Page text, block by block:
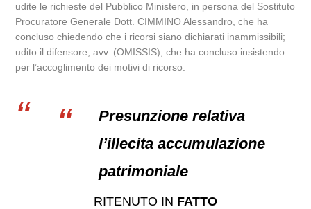
udite le richieste del Pubblico Ministero, in persona del Sostituto
Procuratore Generale Dott. CIMMINO Alessandro, che ha
concluso chiedendo che i ricorsi siano dichiarati inammissibili;
udito il difensore, avv. (OMISSIS), che ha concluso insistendo
per l’accoglimento dei motivi di ricorso.
Presunzione relativa
l’illecita accumulazione
patrimoniale
RITENUTO IN FATTO